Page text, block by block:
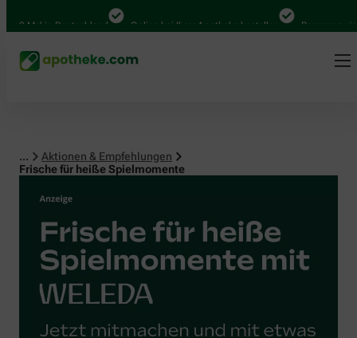
in Deutschland Online bei Ihrer Apotheke bestellen Bequem
...
Aktionen & Empfehlungen
Frische für heiße Spielmomente